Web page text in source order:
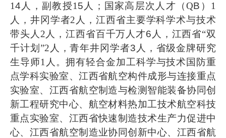
14 人，副教授1 5 人；国家高层次人才（QB ） 1
人，井冈学者2人，江西省主要学科学术与技术
带头人2人，江西省百千万人才6 人，江西省“双
千计划”2人，青年井冈学者3 人，省级金牌研究
生导师1人。拥有轻合金加工科学与技术国防重
点学科实验室、江西省航空构件成形与连接重点
实验室、江西省航空制造与检测智能装备协同创
新工程研究中心、航空材料热加工技术航空科技
重点实验室、江西省快速制造技术生产力促进中
心、江西省航空制造业协同创新中心、江西省航